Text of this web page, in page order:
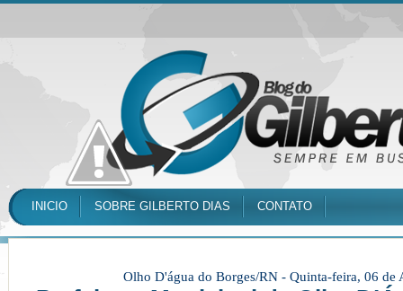
INICIO SOBRE GILBERTO DIAS CONTATO
Olho D'água do Borges/RN - Quinta-feira, 06 de